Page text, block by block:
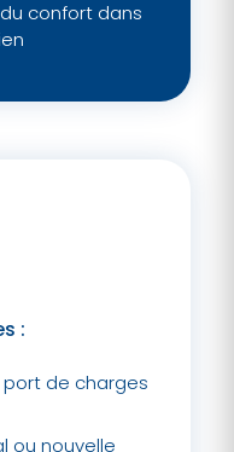
confort dans
:
de charges
ou nouvelle